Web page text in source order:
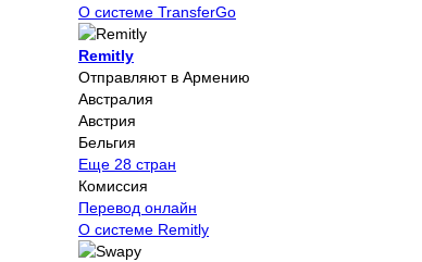
О системе TransferGo
Remitly
Отправляют в Армению
Австралия
Австрия
Бельгия
Еще 28 стран
Комиссия
Перевод онлайн
О системе Remitly